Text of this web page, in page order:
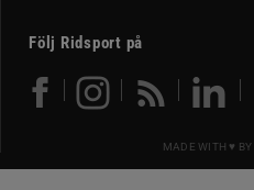
Följ Ridsport på
MADE WITH ♥ BY